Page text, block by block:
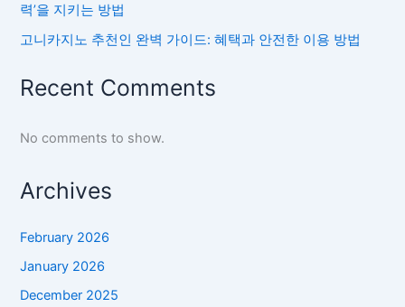
력’을 지키는 방법
고니카지노 추천인 완벽 가이드: 혜택과 안전한 이용 방법
Recent Comments
No comments to show.
Archives
February 2026
January 2026
December 2025